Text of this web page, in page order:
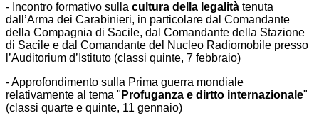
- Incontro formativo sulla cultura della legalità tenuta
dall’Arma dei Carabinieri, in particolare dal Comandante
della Compagnia di Sacile, dal Comandante della Stazione
di Sacile e dal Comandante del Nucleo Radiomobile presso
l’Auditorium d’Istituto (classi quinte, 7 febbraio)
- Approfondimento sulla Prima guerra mondiale
relativamente al tema " Profuganza e dirtto internazionale"
(classi quarte e quinte, 11 gennaio)